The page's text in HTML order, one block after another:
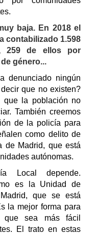
baja. En 2018 el
contabilizado 1.598
259 de ellos por
género...
denunciado ningún
que no existen?
que la población no
También creemos
de la policía para
como delito de
de Madrid, que está
autónomas.
depende.
es la Unidad de
que se está
la mejor forma para
sea más fácil
El trato en estas